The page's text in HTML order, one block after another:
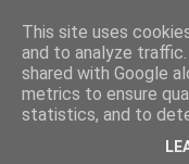
This site uses
and to analyze
shared with Google
metrics to ensure
statistics, and to